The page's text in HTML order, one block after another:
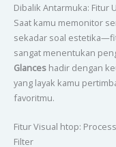
Dibalik Antarmuka: Fitur
Saat kamu memonitor
sekadar soal
sangat menentukan
Glanceshadir dengan
yang layak kamu
favoritmu.
Fitur Visual htop:
Filter